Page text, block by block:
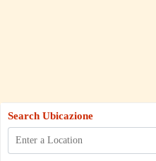
Search Ubicazione